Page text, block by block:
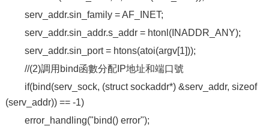
serv_addr.sin_family = AF_INET;
serv_addr.sin_addr.s_addr = htonl(INADDR_ANY);
serv_addr.sin_port = htons(atoi(argv[1]));
//(2)調用bind函數分配IP地址和端口號
if(bind(serv_sock, (struct sockaddr*) &serv_addr, sizeof
(serv_addr)) == -1)
error_handling("bind() error");